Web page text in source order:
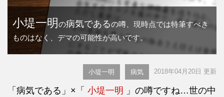
小堤一明の病気であるの噂、現時点では特筆すべき
ものはなく、デマの可能性が高いです。
小堤一明 病気 2018年04月20日 更新
「病気である」×「 小堤一明
」の噂ですね…世の中